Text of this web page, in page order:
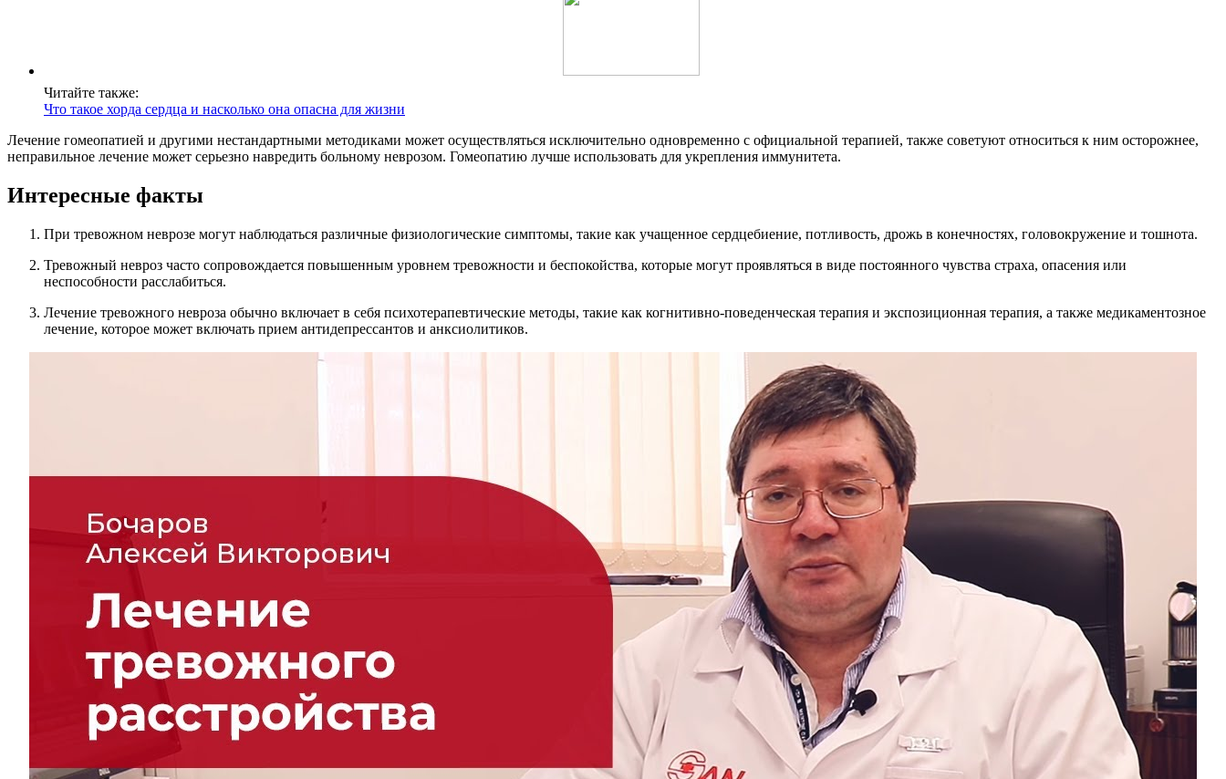
Читайте также:
Что такое хорда сердца и насколько она опасна для жизни
Лечение гомеопатией и другими нестандартными методиками может осуществляться исключительно одновременно с официальной терапией, также советуют относиться к ним осторожнее,
неправильное лечение может серьезно навредить больному неврозом. Гомеопатию лучше использовать для укрепления иммунитета.
Интересные факты
При тревожном неврозе могут наблюдаться различные физиологические симптомы, такие как учащенное сердцебиение, потливость, дрожь в конечностях, головокружение и тошнота.
Тревожный невроз часто сопровождается повышенным уровнем тревожности и беспокойства, которые могут проявляться в виде постоянного чувства страха, опасения или
неспособности расслабиться.
Лечение тревожного невроза обычно включает в себя психотерапевтические методы, такие как когнитивно-поведенческая терапия и экспозиционная терапия, а также медикаментозное
лечение, которое может включать прием антидепрессантов и анксиолитиков.